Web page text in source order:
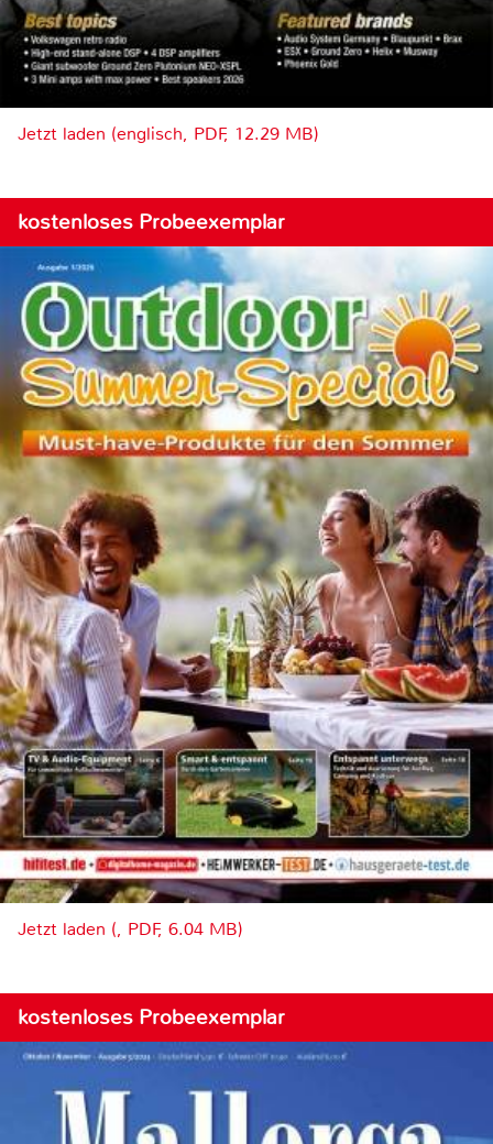
Jetzt laden (englisch, PDF, 12.29 MB)
kostenloses Probeexemplar
Jetzt laden (, PDF, 6.04 MB)
kostenloses Probeexemplar